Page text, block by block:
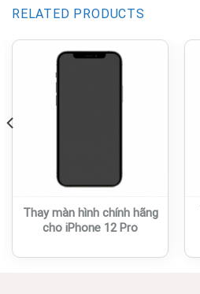
RELATED PRODUCTS
Thay màn hình chính hãng
cho iPhone 12 Pro